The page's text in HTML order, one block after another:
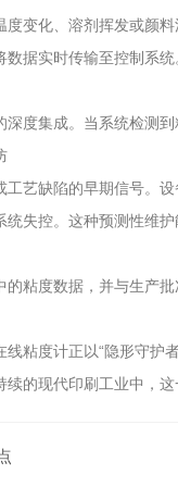
化、溶剂挥发或颜料
据实时传输至控制系
集成。当系统检测到
缺陷的早期信号。设
失控。这种预测性维
度数据，并与生产批
度计正以“隐形守护
的现代印刷工业中，